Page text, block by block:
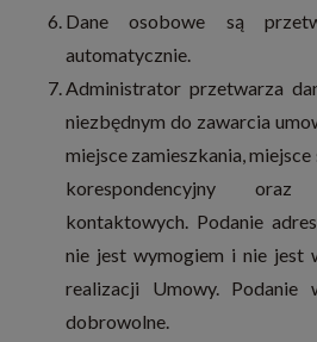
Dane osobowe są
automatycznie.
Administrator przetwarza
niezbędnym do zawarcia
miejsce zamieszkania, miejsce
korespondencyjny
kontaktowych. Podanie
nie jest wymogiem i nie jest
realizacji Umowy. Podanie
dobrowolne.